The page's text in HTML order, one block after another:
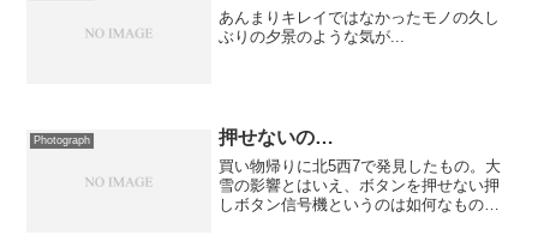
あんまりキレイではなかったモノの久し
ぶりの夕景のような気が...
Photograph 押せないの…
買い物帰りに北5西7で発見したもの。大
雪の影響とはいえ、ボタンを押せない押
しボタン信号機というのは如何なもの